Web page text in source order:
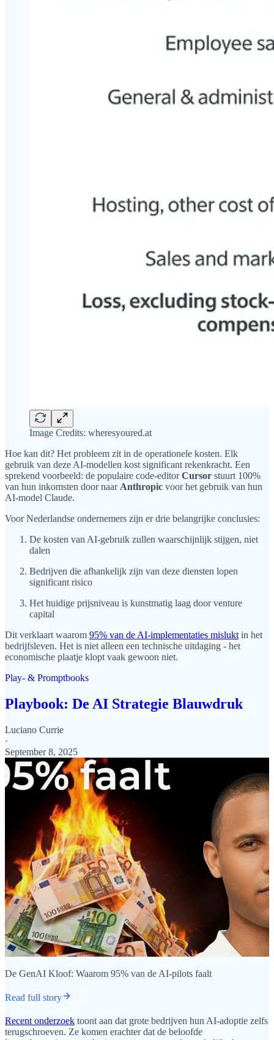
Image Credits: wheresyoured.at
Hoe kan dit? Het probleem zit in de operationele kosten. Elk
gebruik van deze AI-modellen kost significant rekenkracht. Een
sprekend voorbeeld: de populaire code-editorCursor stuurt 100%
van hun inkomsten door naarAnthropic voor het gebruik van hun
AI-model Claude.
Voor Nederlandse ondernemers zijn er drie belangrijke conclusies:
De kosten van AI-gebruik zullen waarschijnlijk stijgen, niet
dalen
Bedrijven die afhankelijk zijn van deze diensten lopen
significant risico
Het huidige prijsniveau is kunstmatig laag door venture
capital
Dit verklaart waarom 95% van de AI-implementaties misluktin het
bedrijfsleven. Het is niet alleen een technische uitdaging - het
economische plaatje klopt vaak gewoon niet.
Play- & Promptbooks
Playbook: De AI Strategie Blauwdruk
Luciano Currie
·
September 8, 2025
De GenAI Kloof: Waarom 95% van de AI-pilots faalt
Read full story
Recent onderzoek toont aan dat grote bedrijven hun AI-adoptie zelfs
terugschroeven. Ze komen erachter dat de beloofde